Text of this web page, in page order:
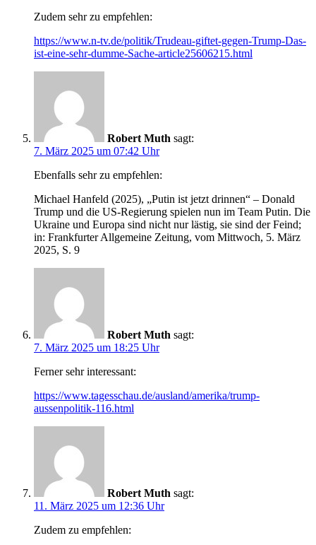
Zudem sehr zu empfehlen:
https://www.n-tv.de/politik/Trudeau-giftet-gegen-Trump-Das-
ist-eine-sehr-dumme-Sache-article25606215.html
Robert Muth sagt:
7. März 2025 um 07:42 Uhr
Ebenfalls sehr zu empfehlen:
Michael Hanfeld (2025), „Putin ist jetzt drinnen“ – Donald
Trump und die US-Regierung spielen nun im Team Putin. Die
Ukraine und Europa sind nicht nur lästig, sie sind der Feind;
in: Frankfurter Allgemeine Zeitung, vom Mittwoch, 5. März
2025, S. 9
Robert Muth sagt:
7. März 2025 um 18:25 Uhr
Ferner sehr interessant:
https://www.tagesschau.de/ausland/amerika/trump-
aussenpolitik-116.html
Robert Muth sagt:
11. März 2025 um 12:36 Uhr
Zudem zu empfehlen: